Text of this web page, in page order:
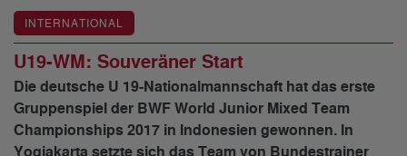
INTERNATIONAL
U19-WM: Souveräner Start
Die deutsche U 19-Nationalmannschaft hat das erste
Gruppenspiel der BWF World Junior Mixed Team
Championships 2017 in Indonesien gewonnen. In